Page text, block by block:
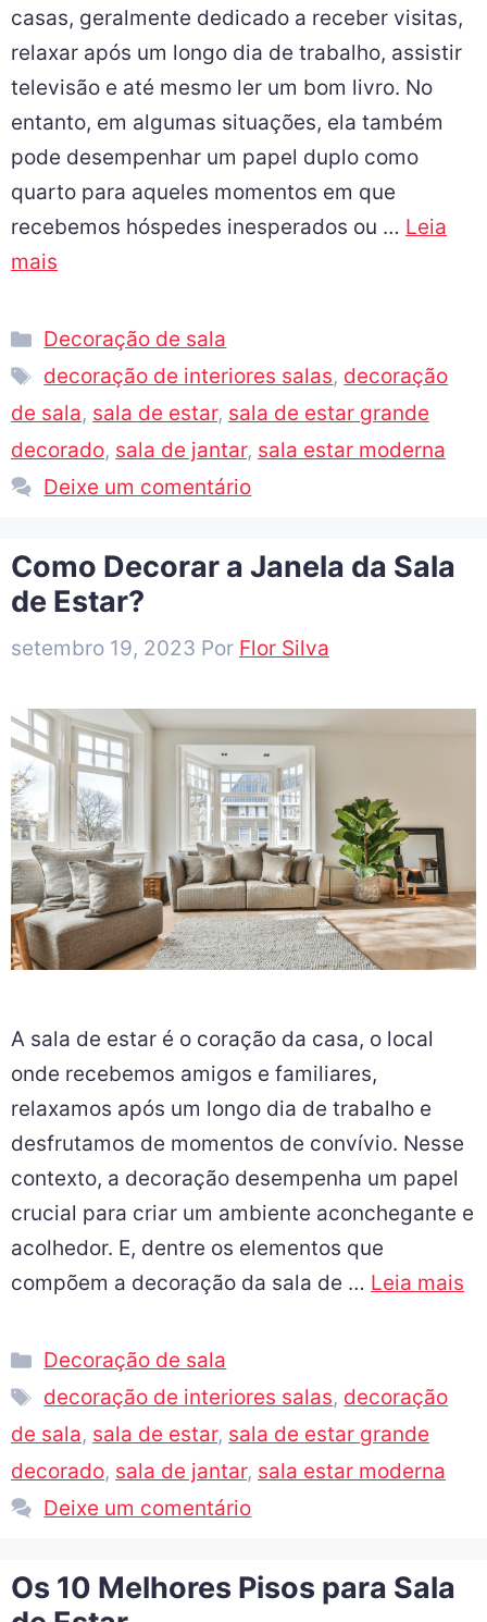
casas, geralmente dedicado a receber visitas,
relaxar após um longo dia de trabalho, assistir
televisão e até mesmo ler um bom livro. No
entanto, em algumas situações, ela também
pode desempenhar um papel duplo como
quarto para aqueles momentos em que
recebemos hóspedes inesperados ou … Leia
mais
Decoração de sala
decoração de interiores salas, decoração
de sala, sala de estar, sala de estar grande
decorado, sala de jantar, sala estar moderna
Deixe um comentário
Como Decorar a Janela da Sala
de Estar?
setembro 19, 2023 Por Flor Silva
A sala de estar é o coração da casa, o local
onde recebemos amigos e familiares,
relaxamos após um longo dia de trabalho e
desfrutamos de momentos de convívio. Nesse
contexto, a decoração desempenha um papel
crucial para criar um ambiente aconchegante e
acolhedor. E, dentre os elementos que
compõem a decoração da sala de … Leia mais
Decoração de sala
decoração de interiores salas, decoração
de sala, sala de estar, sala de estar grande
decorado, sala de jantar, sala estar moderna
Deixe um comentário
Os 10 Melhores Pisos para Sala